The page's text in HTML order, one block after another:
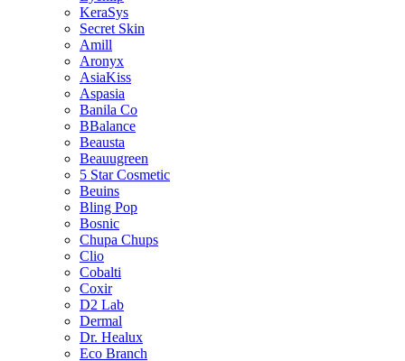
KeraSys
Secret Skin
Amill
Aronyx
AsiaKiss
Aspasia
Banila Co
BBalance
Beausta
Beauugreen
5 Star Cosmetic
Beuins
Bling Pop
Bosnic
Chupa Chups
Clio
Cobalti
Coxir
D2 Lab
Dermal
Dr. Healux
Eco Branch